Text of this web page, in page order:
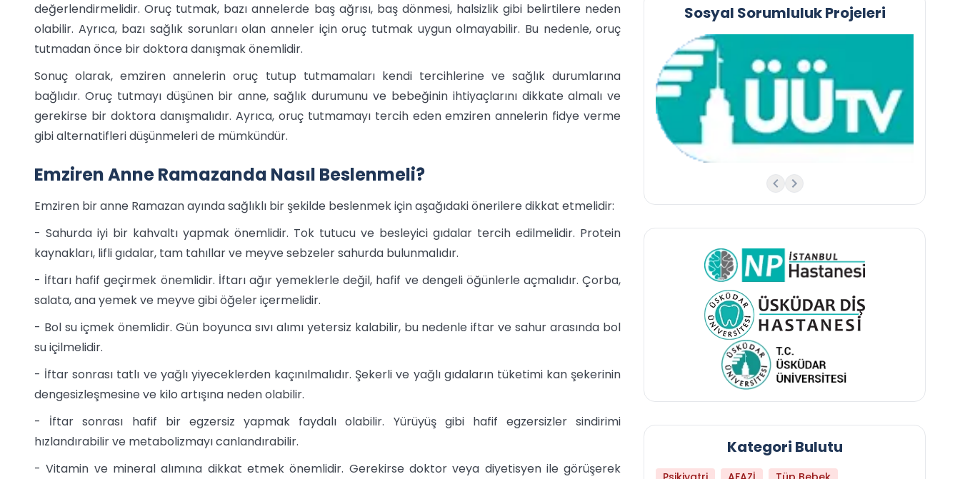
değerlendirmelidir. Oruç tutmak, bazı annelerde baş ağrısı, baş dönmesi, halsizlik gibi belirtilere neden
olabilir. Ayrıca, bazı sağlık sorunları olan anneler için oruç tutmak uygun olmayabilir. Bu nedenle, oruç
tutmadan önce bir doktora danışmak önemlidir.
Sonuç olarak, emziren annelerin oruç tutup tutmamaları kendi tercihlerine ve sağlık durumlarına
bağlıdır. Oruç tutmayı düşünen bir anne, sağlık durumunu ve bebeğinin ihtiyaçlarını dikkate almalı ve
gerekirse bir doktora danışmalıdır. Ayrıca, oruç tutmamayı tercih eden emziren annelerin fidye verme
gibi alternatifleri düşünmeleri de mümkündür.
Emziren Anne Ramazanda Nasıl Beslenmeli?
Emziren bir anne Ramazan ayında sağlıklı bir şekilde beslenmek için aşağıdaki önerilere dikkat etmelidir:
- Sahurda iyi bir kahvaltı yapmak önemlidir. Tok tutucu ve besleyici gıdalar tercih edilmelidir. Protein
kaynakları, lifli gıdalar, tam tahıllar ve meyve sebzeler sahurda bulunmalıdır.
- İftarı hafif geçirmek önemlidir. İftarı ağır yemeklerle değil, hafif ve dengeli öğünlerle açmalıdır. Çorba,
salata, ana yemek ve meyve gibi öğeler içermelidir.
- Bol su içmek önemlidir. Gün boyunca sıvı alımı yetersiz kalabilir, bu nedenle iftar ve sahur arasında bol
su içilmelidir.
- İftar sonrası tatlı ve yağlı yiyeceklerden kaçınılmalıdır. Şekerli ve yağlı gıdaların tüketimi kan şekerinin
dengesizleşmesine ve kilo artışına neden olabilir.
- İftar sonrası hafif bir egzersiz yapmak faydalı olabilir. Yürüyüş gibi hafif egzersizler sindirimi
hızlandırabilir ve metabolizmayı canlandırabilir.
- Vitamin ve mineral alımına dikkat etmek önemlidir. Gerekirse doktor veya diyetisyen ile görüşerek
Sosyal Sorumluluk Projeleri
Kategori Bulutu